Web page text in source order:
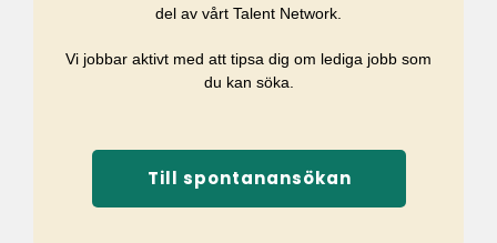
del av vårt Talent Network.
Vi jobbar aktivt med att tipsa dig om lediga jobb som
du kan söka.
Till spontanansökan